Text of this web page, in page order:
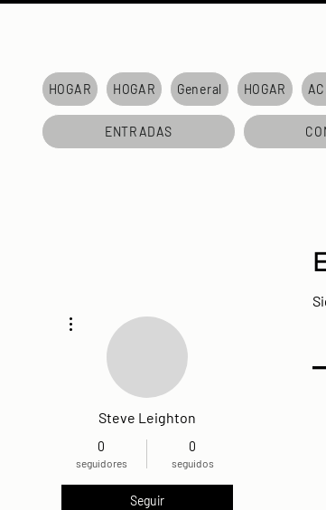
HOGAR HOGAR General HOGAR
ENTRADAS
Steve Leighton
0
seguidores
0
seguidos
Seguir